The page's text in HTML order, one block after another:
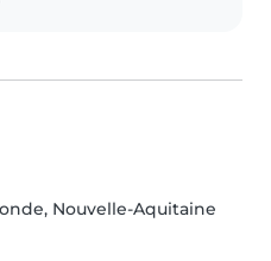
Nouvelle-Aquitaine